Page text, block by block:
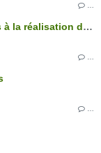
…
Les associations symbiotiques bénéfiques à la réalisation des fonctions physiologiques de l’arbre